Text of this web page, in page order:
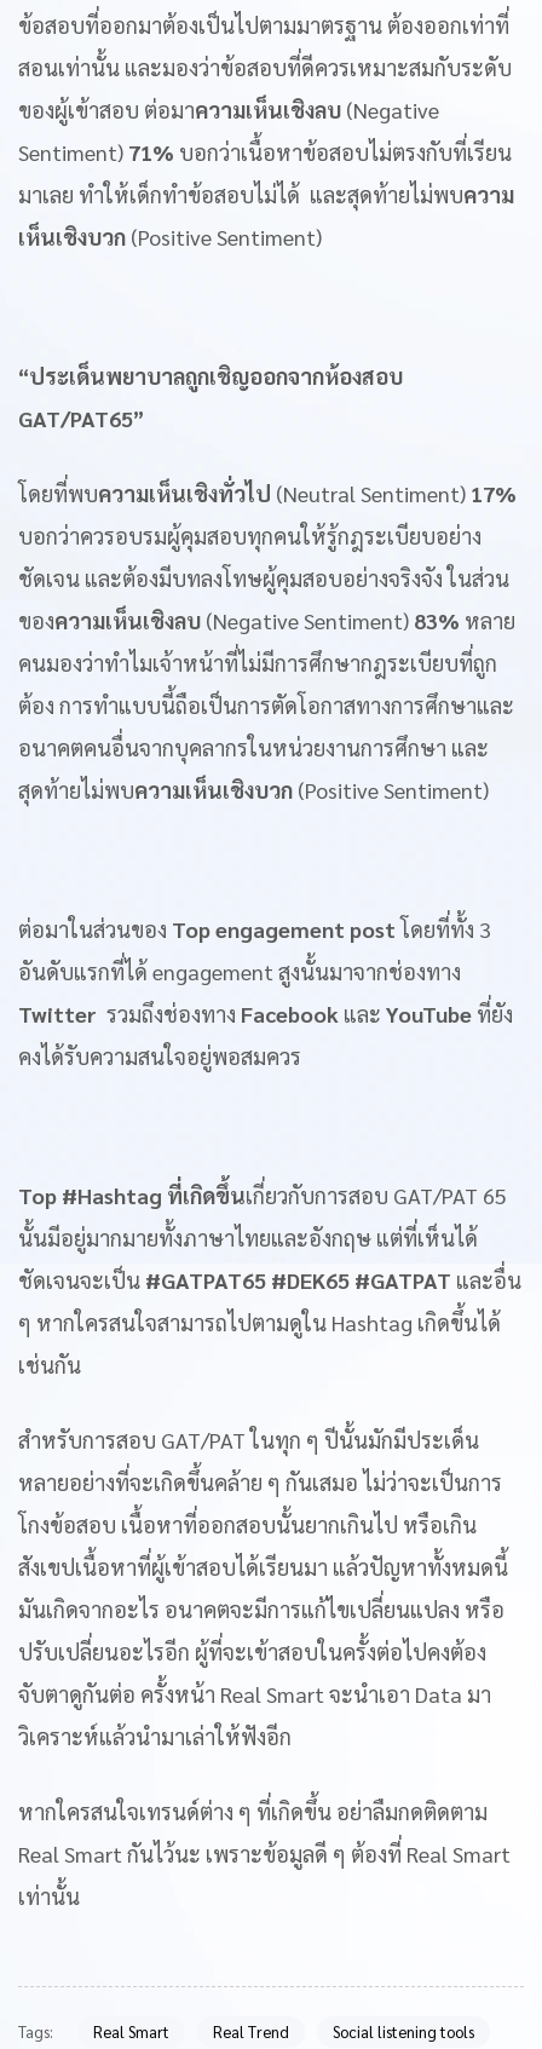
ข้อสอบที่ออกมาต้องเป็นไปตามมาตรฐาน ต้องออกเท่าที่
สอนเท่านั้น และมองว่าข้อสอบที่ดีควรเหมาะสมกับระดับ
ของผู้เข้าสอบ ต่อมาความเห็นเชิงลบ (Negative
Sentiment) 71% บอกว่าเนื้อหาข้อสอบไม่ตรงกับที่เรียน
มาเลย ทำให้เด็กทำข้อสอบไม่ได้ และสุดท้ายไม่พบความ
เห็นเชิงบวก (Positive Sentiment)
“ประเด็นพยาบาลถูกเชิญออกจากห้องสอบ
GAT/PAT65”
โดยที่พบความเห็นเชิงทั่วไป (Neutral Sentiment) 17%
บอกว่าควรอบรมผู้คุมสอบทุกคนให้รู้กฎระเบียบอย่าง
ชัดเจน และต้องมีบทลงโทษผู้คุมสอบอย่างจริงจัง ในส่วน
ของความเห็นเชิงลบ (Negative Sentiment) 83% หลาย
คนมองว่าทำไมเจ้าหน้าที่ไม่มีการศึกษากฎระเบียบที่ถูก
ต้อง การทำแบบนี้ถือเป็นการตัดโอกาสทางการศึกษาและ
อนาคตคนอื่นจากบุคลากรในหน่วยงานการศึกษา และ
สุดท้ายไม่พบความเห็นเชิงบวก (Positive Sentiment)
ต่อมาในส่วนของ Top engagement post โดยที่ทั้ง 3
อันดับแรกที่ได้ engagement สูงนั้นมาจากช่องทาง
Twitter รวมถึงช่องทาง Facebook และ YouTube ที่ยัง
คงได้รับความสนใจอยู่พอสมควร
Top #Hashtag ที่เกิดขึ้นเกี่ยวกับการสอบ GAT/PAT 65
นั้นมีอยู่มากมายทั้งภาษาไทยและอังกฤษ แต่ที่เห็นได้
ชัดเจนจะเป็น #GATPAT65 #DEK65 #GATPAT และอื่น
ๆ หากใครสนใจสามารถไปตามดูใน Hashtag เกิดขึ้นได้
เช่นกัน
สำหรับการสอบ GAT/PAT ในทุก ๆ ปีนั้นมักมีประเด็น
หลายอย่างที่จะเกิดขึ้นคล้าย ๆ กันเสมอ ไม่ว่าจะเป็นการ
โกงข้อสอบ เนื้อหาที่ออกสอบนั้นยากเกินไป หรือเกิน
สังเขปเนื้อหาที่ผู้เข้าสอบได้เรียนมา แล้วปัญหาทั้งหมดนี้
มันเกิดจากอะไร อนาคตจะมีการแก้ไขเปลี่ยนแปลง หรือ
ปรับเปลี่ยนอะไรอีก ผู้ที่จะเข้าสอบในครั้งต่อไปคงต้อง
จับตาดูกันต่อ ครั้งหน้า Real Smart จะนำเอา Data มา
วิเคราะห์แล้วนำมาเล่าให้ฟังอีก
หากใครสนใจเทรนด์ต่าง ๆ ที่เกิดขึ้น อย่าลืมกดติดตาม
Real Smart กันไว้นะ เพราะข้อมูลดี ๆ ต้องที่ Real Smart
เท่านั้น
Tags: Real Smart Real Trend Social listening tools